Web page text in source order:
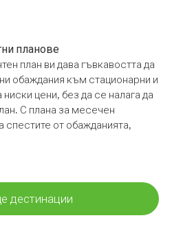
планове
план ви дава гъвкавостта да
обаждания към стационарни и
цени, без да се налага да
С плана за месечен
от обажданията,
дестинации